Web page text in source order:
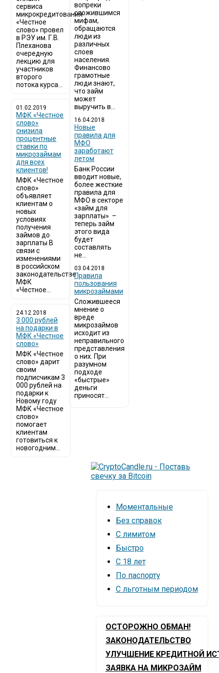
сервиса
микрокредитования
«Честное
слово» провел
в РЭУ им. Г.В.
Плеханова
очередную
лекцию для
участников
второго
потока курса...
01.02.2019
МФК «Честное
слово»
снизила
процентные
ставки по
микрозаймам
для всех
клиентов!
МФК «Честное
слово»
объявляет
клиентам о
новых
условиях
получения
займов до
зарплаты В
связи с
изменениями
в российском
законодательстве
МФК
«Честное...
24.12.2018
3 000 рублей
на подарки в
МФК «Честное
слово»
МФК «Честное
слово» дарит
своим
подписчикам 3
000 рублей на
подарки к
Новому году
МФК «Честное
слово»
помогает
клиентам
готовиться к
новогодним...
вопреки
сложившимся
мифам,
обращаются
люди из
различных
слоев
населения.
Финансово
грамотные
люди знают,
что займ
может
выручить в...
16.04.2018
Новые
правила для
МФО
заработают
летом
Банк России
вводит новые,
более жесткие
правила для
МФО в секторе
«займ для
зарплаты» –
теперь займ
этого вида
будет
составлять
не...
03.04.2018
​Правила
пользования
микрозаймами
Сложившееся
мнение о
вреде
микрозаймов
исходит из
неправильного
представления
о них. При
разумном
подходе
«быстрые»
деньги
приносят...
Моментальные
Без справок
С лимитом
Быстро
С 18 лет
По паспорту
С льготным периодом
ОСТОРОЖНО ОБМАН!
ЗАКОНОДАТЕЛЬСТВО
УЛУЧШЕНИЕ КРЕДИТНОЙ
ЗАЯВКА НА МИКРОЗАЙМ